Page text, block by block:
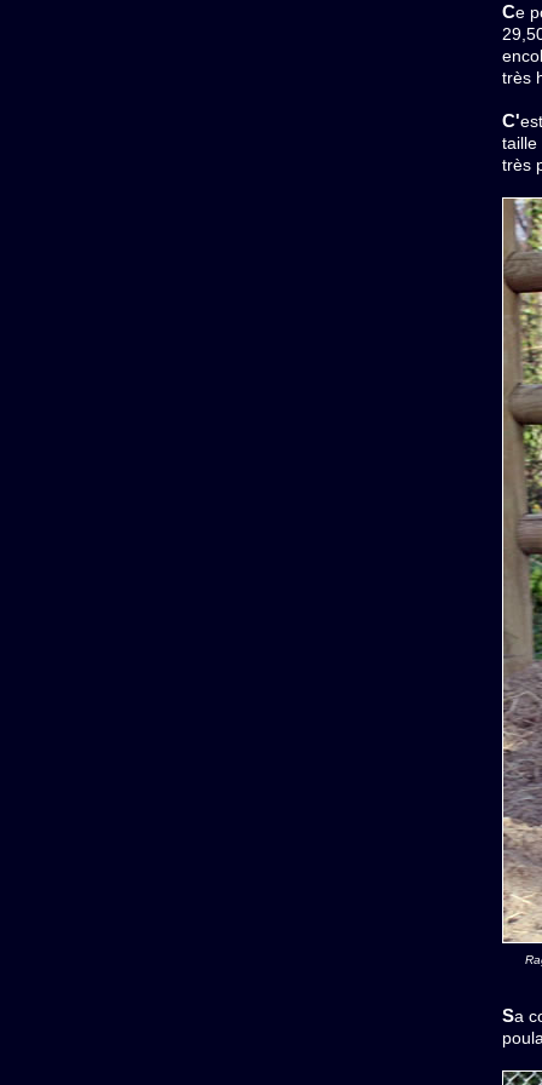
Ce poulain est pour nous un merveilleux cadeau ! Il n'est que raffinement. Il sera très petit comme ses parents,
très
C'est un poulain de qualité de show. Aux USA, les éleveurs recherchent son pedigree très réputé pour réduire la
taille
très
Sa couleur est exceptionnelle ! Pendant toutes ces années d'élevage et sur 60 chevaux nous n'avons jamais eu un